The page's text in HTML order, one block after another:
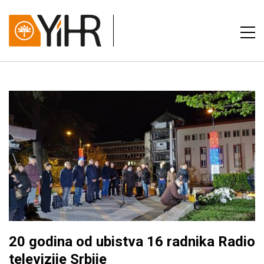
20 godina od ubistva 16 radnika Radio
televizije Srbije